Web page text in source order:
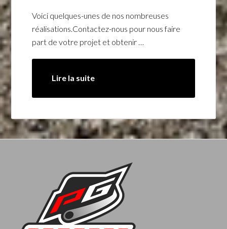
Voici quelques-unes de nos nombreuses
réalisations.Contactez-nous pour nous faire
part de votre projet et obtenir …
Lire la suite